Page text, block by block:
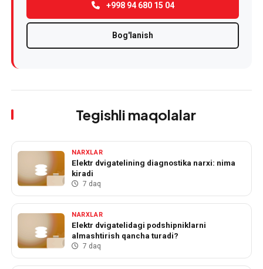
+998 94 680 15 04
Bog'lanish
Tegishli maqolalar
NARXLAR
Elektr dvigatelining diagnostika narxi: nima
kiradi
7 daq
NARXLAR
Elektr dvigatelidagi podshipniklarni
almashtirish qancha turadi?
7 daq